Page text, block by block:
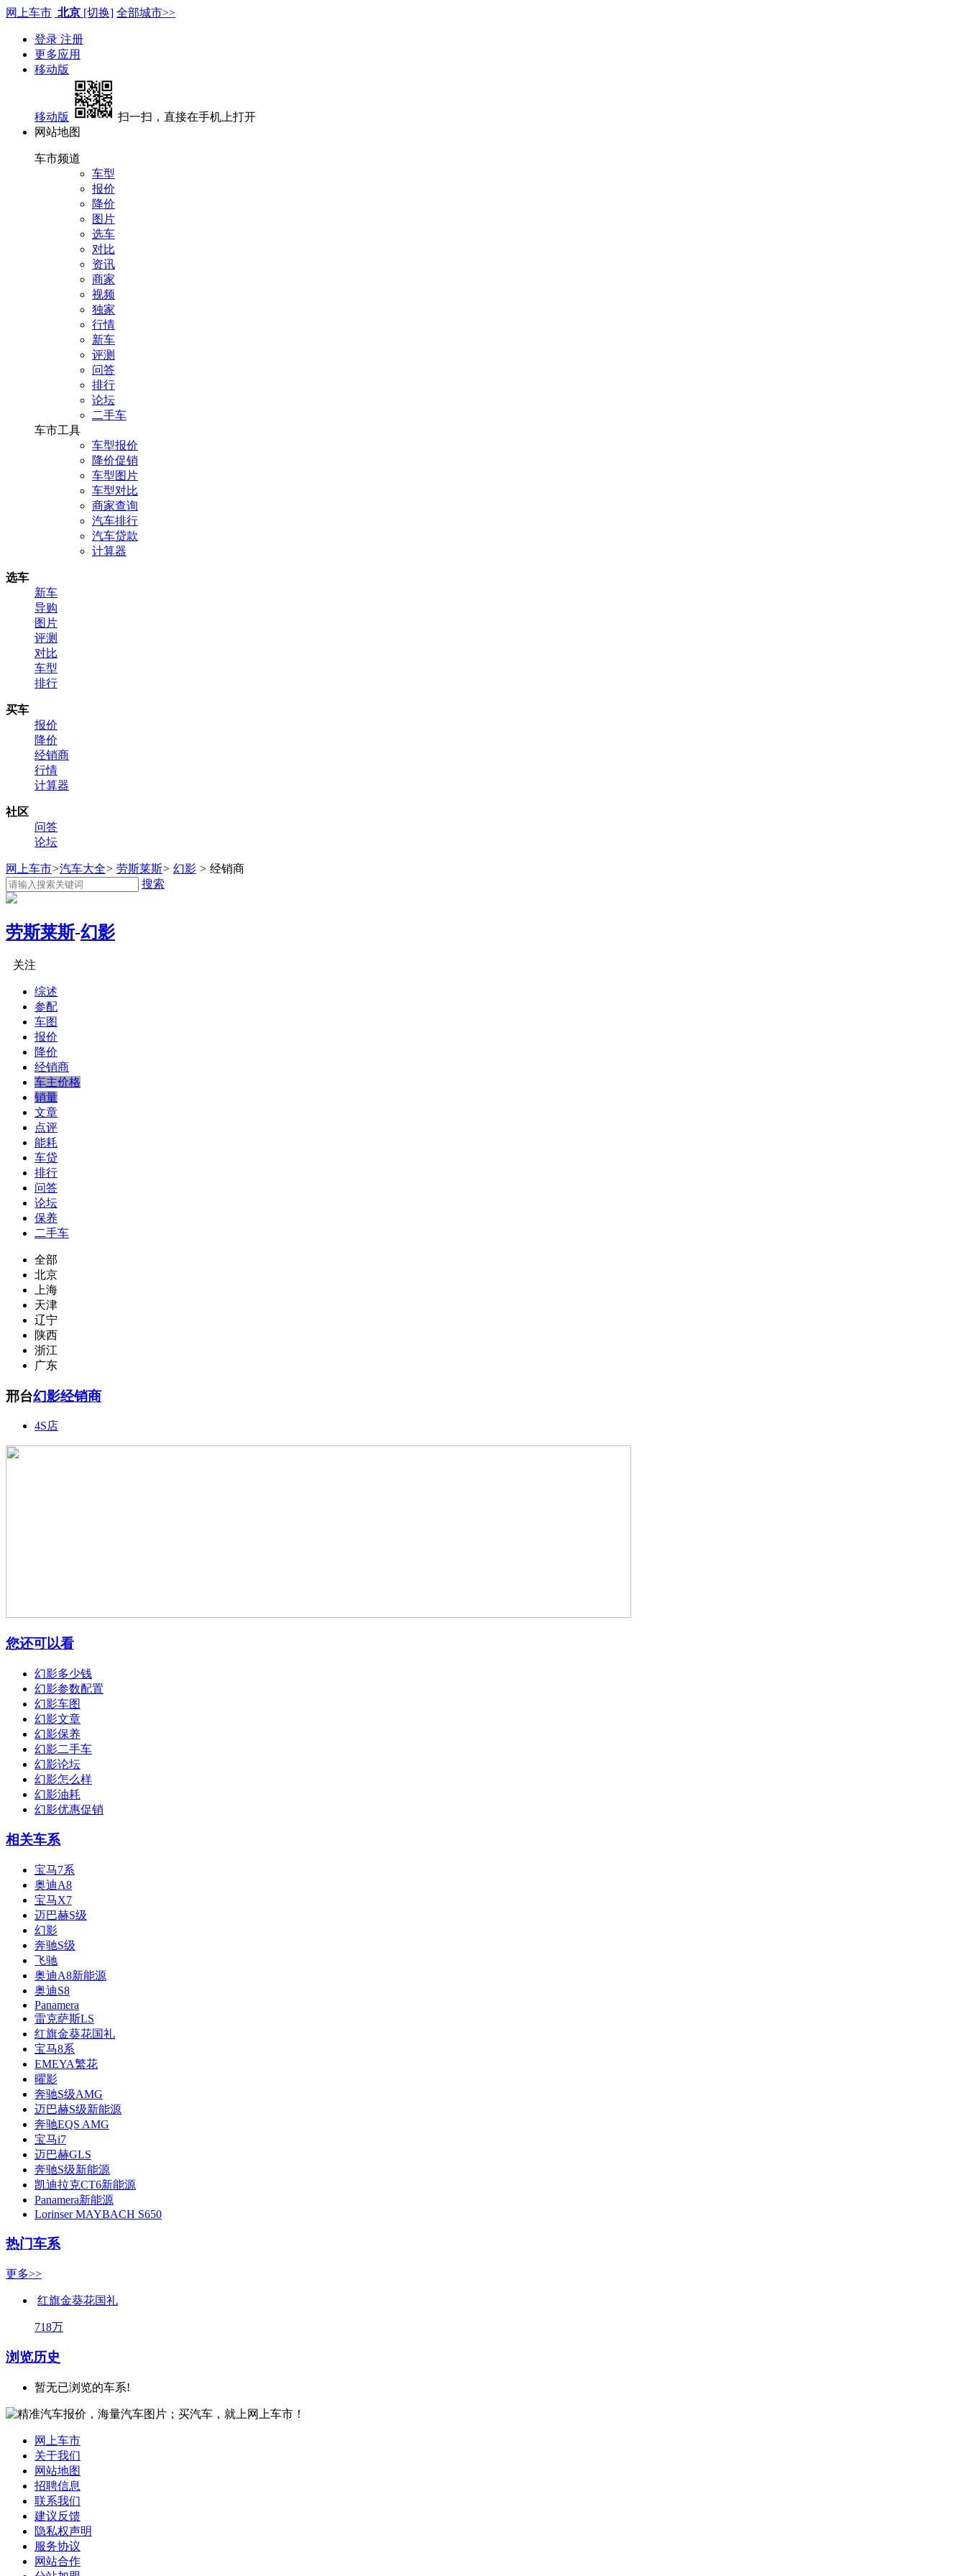
网上车市 北京 [切换] 全部城市>>
登录 注册
更多应用
移动版
移动版
扫一扫，直接在手机上打开
网站地图
车市频道
车型
报价
降价
图片
选车
对比
资讯
商家
视频
独家
行情
新车
评测
问答
排行
论坛
二手车
车市工具
车型报价
降价促销
车型图片
车型对比
商家查询
汽车排行
汽车贷款
计算器
选车
新车
导购
图片
评测
对比
车型
排行
买车
报价
降价
经销商
行情
计算器
社区
问答
论坛
网上车市>汽车大全> 劳斯莱斯> 幻影 > 经销商
搜索
劳斯莱斯-幻影
关注
综述
参配
车图
报价
降价
经销商
车主价格
销量
文章
点评
能耗
车贷
排行
问答
论坛
保养
二手车
全部
北京
上海
天津
辽宁
陕西
浙江
广东
邢台幻影经销商
4S店
您还可以看
幻影多少钱
幻影参数配置
幻影车图
幻影文章
幻影保养
幻影二手车
幻影论坛
幻影怎么样
幻影油耗
幻影优惠促销
相关车系
宝马7系
奥迪A8
宝马X7
迈巴赫S级
幻影
奔驰S级
飞驰
奥迪A8新能源
奥迪S8
Panamera
雷克萨斯LS
红旗金葵花国礼
宝马8系
EMEYA繁花
曜影
奔驰S级AMG
迈巴赫S级新能源
奔驰EQS AMG
宝马i7
迈巴赫GLS
奔驰S级新能源
凯迪拉克CT6新能源
Panamera新能源
Lorinser MAYBACH S650
热门车系
更多>>
红旗金葵花国礼
718万
浏览历史
暂无已浏览的车系!
网上车市
关于我们
网站地图
招聘信息
联系我们
建议反馈
隐私权声明
服务协议
网站合作